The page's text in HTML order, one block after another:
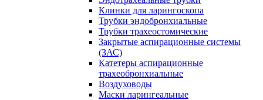
Клинки для ларингоскопа
Трубки эндобронхиальные
Трубки трахеостомические
Закрытые аспирационные системы
(ЗАС)
Катетеры аспирационные
трахеобронхиальные
Воздуховоды
Маски ларингеальные